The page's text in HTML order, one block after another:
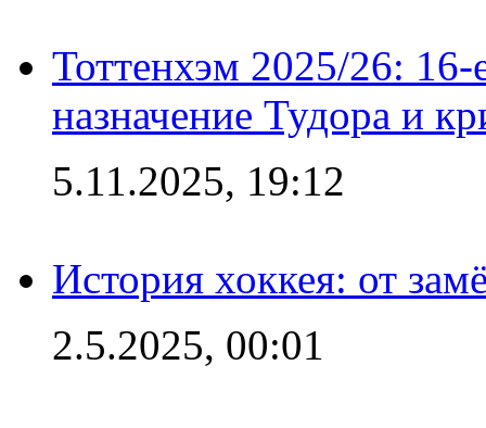
Тоттенхэм 2025/26:
назначение Тудора и
5.11.2025, 19:12
История хоккея: от
2.5.2025, 00:01